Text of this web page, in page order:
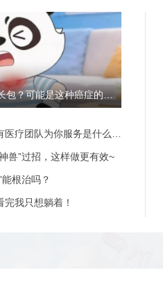
口腔溃疡总不好、脖子长包？可能是这种癌症的高危信号→
队为你服务是什么样的体验？
兽”过招，这样做更有效~
根治吗？
我只想躺着！